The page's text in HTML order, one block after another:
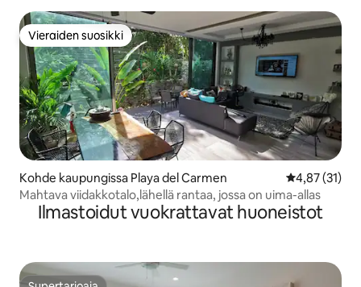
Vieraiden suosikki
Vieraiden suosikki
Kohde kaupungissa Playa del Carmen
4,87 (31)
Mahtava viidakkotalo,lähellä rantaa, jossa on uima-allas
Ilmastoidut vuokrattavat huoneistot